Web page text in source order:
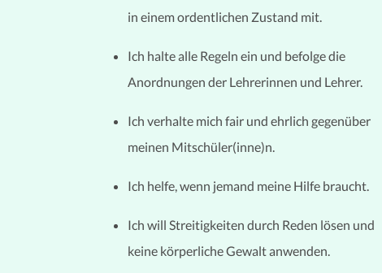
in einem ordentlichen Zustand mit.
Ich halte alle Regeln ein und befolge die
Anordnungen der Lehrerinnen und Lehrer.
Ich verhalte mich fair und ehrlich gegenüber
meinen Mitschüler(inne)n.
Ich helfe, wenn jemand meine Hilfe braucht.
Ich will Streitigkeiten durch Reden lösen und
keine körperliche Gewalt anwenden.